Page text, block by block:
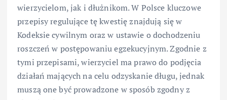
wierzycielom, jak i dłużnikom. W Polsce kluczowe
przepisy regulujące tę kwestię znajdują się w
Kodeksie cywilnym oraz w ustawie o dochodzeniu
roszczeń w postępowaniu egzekucyjnym. Zgodnie z
tymi przepisami, wierzyciel ma prawo do podjęcia
działań mających na celu odzyskanie długu, jednak
muszą one być prowadzone w sposób zgodny z